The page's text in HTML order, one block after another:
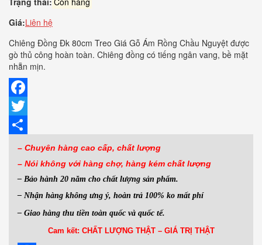
Giá:Liên hệ
Chiêng Đồng Đk 80cm Treo Giá Gỗ Ám Rồng Chầu Nguyệt được
gò thủ công hoàn toàn. Chiêng đồng có tiếng ngân vang, bề mặt
nhẵn mịn.
Facebook
Twitter
Share
– Chuyên hàng cao cấp, chất lượng
– Nói không với hàng chợ, hàng kém chất lượng
– Bảo hành 20 năm cho chất lượng sản phẩm.
– Nhận hàng không ưng ý, hoàn trả 100% ko mất phí
– Giao hàng thu tiền toàn quốc và quốc tế.
Cam kết: CHẤT LƯỢNG THẬT – GIÁ TRỊ THẬT